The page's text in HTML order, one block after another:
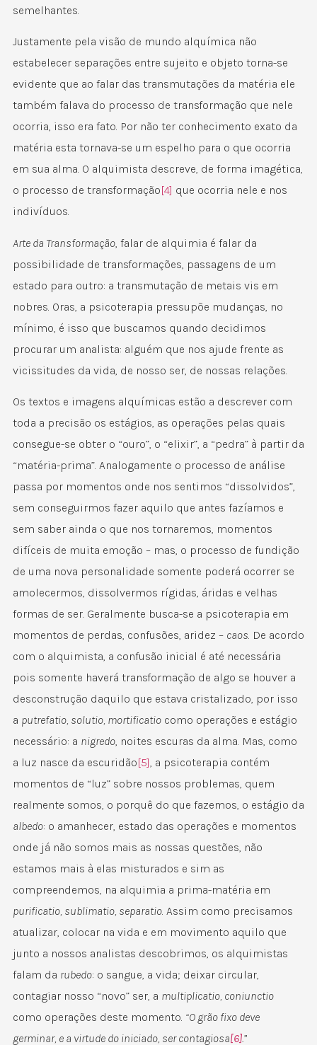
semelhantes.
Justamente pela visão de mundo alquímica não
estabelecer separações entre sujeito e objeto torna-se
evidente que ao falar das transmutações da matéria ele
também falava do processo de transformação que nele
ocorria, isso era fato. Por não ter conhecimento exato da
matéria esta tornava-se um espelho para o que ocorria
em sua alma. O alquimista descreve, de forma imagética,
o processo de transformação[4] que ocorria nele e nos
indivíduos.
Arte da Transformação, falar de alquimia é falar da
possibilidade de transformações, passagens de um
estado para outro: a transmutação de metais vis em
nobres. Oras, a psicoterapia pressupõe mudanças, no
mínimo, é isso que buscamos quando decidimos
procurar um analista: alguém que nos ajude frente as
vicissitudes da vida, de nosso ser, de nossas relações.
Os textos e imagens alquímicas estão a descrever com
toda a precisão os estágios, as operações pelas quais
consegue-se obter o “ouro”, o “elixir”, a “pedra” à partir da
“matéria-prima”. Analogamente o processo de análise
passa por momentos onde nos sentimos “dissolvidos”,
sem conseguirmos fazer aquilo que antes fazíamos e
sem saber ainda o que nos tornaremos, momentos
difíceis de muita emoção – mas, o processo de fundição
de uma nova personalidade somente poderá ocorrer se
amolecermos, dissolvermos rígidas, áridas e velhas
formas de ser. Geralmente busca-se a psicoterapia em
momentos de perdas, confusões, aridez – caos. De acordo
com o alquimista, a confusão inicial é até necessária
pois somente haverá transformação de algo se houver a
desconstrução daquilo que estava cristalizado, por isso
a putrefatio, solutio, mortificatiocomo operações e estágio
necessário: a nigredo, noites escuras da alma. Mas, como
a luz nasce da escuridão[5], a psicoterapia contém
momentos de “luz” sobre nossos problemas, quem
realmente somos, o porquê do que fazemos, o estágio da
albedo: o amanhecer, estado das operações e momentos
onde já não somos mais as nossas questões, não
estamos mais à elas misturados e sim as
compreendemos, na alquimia a prima-matéria em
purificatio, sublimatio, separatio. Assim como precisamos
atualizar, colocar na vida e em movimento aquilo que
junto a nossos analistas descobrimos, os alquimistas
falam da rubedo: o sangue, a vida; deixar circular,
contagiar nosso “novo” ser, a multiplicatio, coniunctio
como operações deste momento. “O grão fixo deve
germinar, e a virtude do iniciado, ser contagiosa[6].”